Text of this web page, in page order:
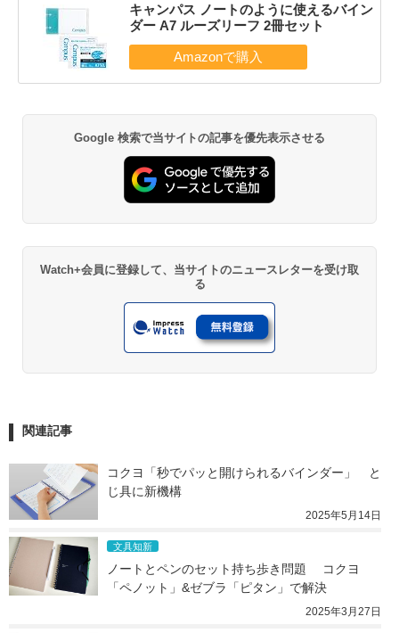
キャンパス ノートのように使えるバイン
ダー A7 ルーズリーフ 2冊セット
Google 検索で当サイトの記事を優先表示させる
Watch+会員に登録して、当サイトのニュースレターを受け取
る
関連記事
コクヨ「秒でパッと開けられるバインダー」　と
じ具に新機構
2025年5月14日
文具知新
ノートとペンのセット持ち歩き問題　 コクヨ
「ペノット」&ゼブラ「ピタン」で解決
2025年3月27日